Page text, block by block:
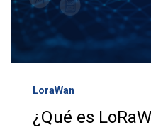
LoraWan
¿Qué es